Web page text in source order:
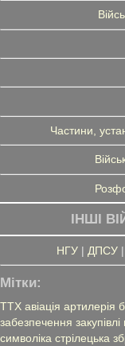
Частини,
ІНШІ
НГУ| ДПСУ|
Мітки:
ТТХ авіація артилерія
забезпечення закупівлі
символіка стрілецька